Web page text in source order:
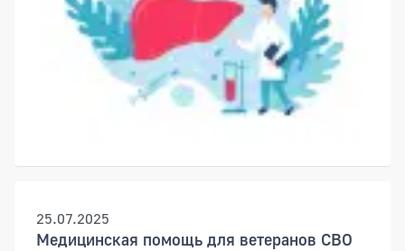
25.07.2025
Медицинская помощь для ветеранов СВО